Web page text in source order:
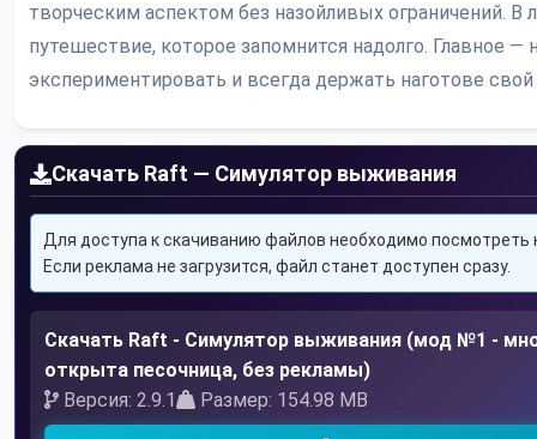
творческим аспектом без назойливых ограничений. В
путешествие, которое запомнится надолго. Главное —
экспериментировать и всегда держать наготове
Скачать Raft — Симулятор выживания
Для доступа к скачиванию файлов необходимо посмотреть
Если реклама не загрузится, файл станет доступен сразу.
Скачать Raft - Симулятор выживания (мод №1 -
открыта песочница, без рекламы)
Версия: 2.9.1
Размер: 154.98 MB